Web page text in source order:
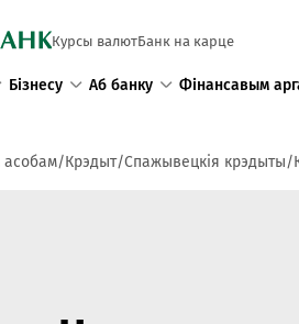
Курсы валютБанк на карце
Бізнесу Аб банку Фінансавым
Крэдыт Спажывецкія крэдыты